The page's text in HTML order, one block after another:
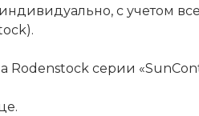
с учетом
Rodenstock серии